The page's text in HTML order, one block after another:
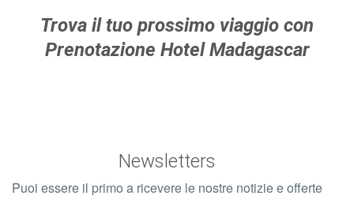
Trova il tuo prossimo viaggio con
Prenotazione Hotel Madagascar
Newsletters
Puoi essere il primo a ricevere le nostre notizie e offerte